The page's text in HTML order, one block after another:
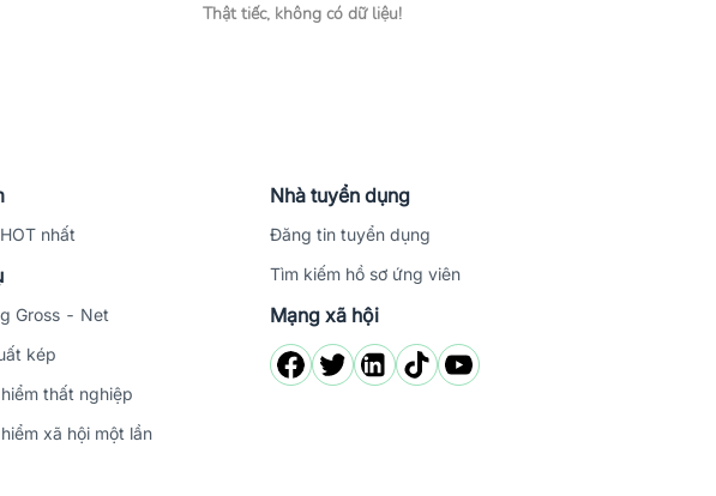
Thật tiếc, không có dữ liệu!
nhất
Gross - Net
kép
thất nghiệp
xã hội một lần
Nhà tuyển dụng
Đăng tin tuyển dụng
Tìm kiếm hồ sơ ứng viên
Mạng xã hội